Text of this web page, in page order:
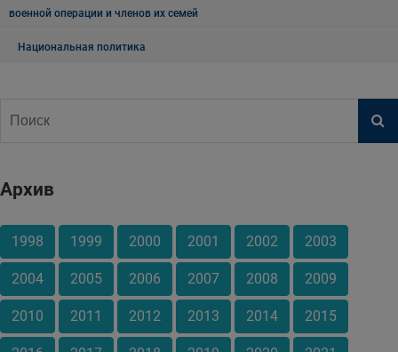
военной операции и членов их семей
Национальная политика
Архив
1998 1999 2000 2001 2002 2003
2004 2005 2006 2007 2008 2009
2010 2011 2012 2013 2014 2015